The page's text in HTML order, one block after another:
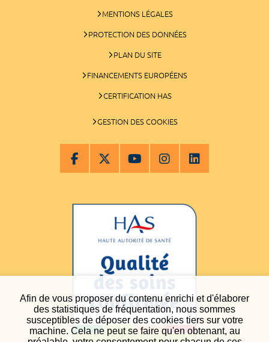
Afin de vous proposer du contenu enrichi et d'élaborer
des statistiques de fréquentation, nous sommes
susceptibles de déposer des cookies tiers sur votre
machine. Cela ne peut se faire qu'en obtenant, au
MENTIONS LÉGALES
PROTECTION DES DONNÉES
PLAN DU SITE
FINANCEMENTS EUROPÉENS
CERTIFICATION HAS
GESTION DES COOKIES